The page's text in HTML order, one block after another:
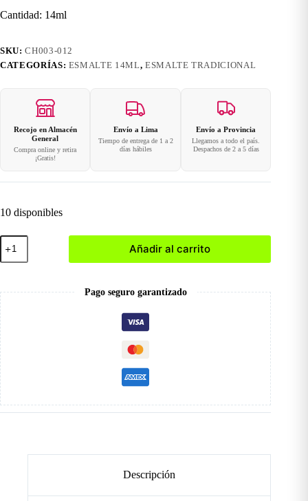
Cantidad: 14ml
SKU:CH003-012
CATEGORÍAS: ESMALTE 14ML, ESMALTE TRADICIONAL
Recojo en Almacén
General
Compra online y retira
¡Gratis!
Envío a Lima
Tiempo de entrega de 1 a 2
días hábiles
Envío a Provincia
Llegamos a todo el país.
Despachos de 2 a 5 días
10 disponibles
012
Esmalte
Tradicional
Añadir al carrito
Pago seguro garantizado
Descripción